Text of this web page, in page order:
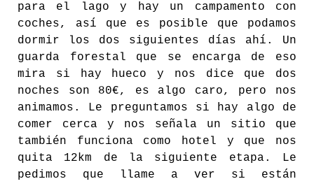
para el lago y hay un campamento con
coches, así que es posible que podamos
dormir los dos siguientes días ahí. Un
guarda forestal que se encarga de eso
mira si hay hueco y nos dice que dos
noches son 80€, es algo caro, pero nos
animamos. Le preguntamos si hay algo de
comer cerca y nos señala un sitio que
también funciona como hotel y que nos
quita 12km de la siguiente etapa. Le
pedimos que llame a ver si están